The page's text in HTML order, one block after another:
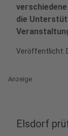
die
Veröffentlicht:
Anzeige
Elsdorf